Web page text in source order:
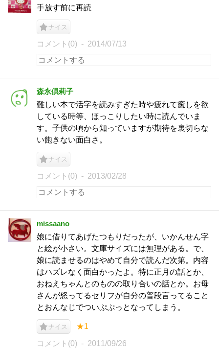
手放す前に再読
ナイス
コメント(0) 2014/07/13
森永倶莉子
難しい本で活字を読みすぎた時や疲れて癒しを欲
している時等、ほっこりしたい時に読んでいま
す。子供の頃から知っていますが期待を裏切らな
い飽きない面白さ。
ナイス
コメント(0) 2013/02/28
missaano
娘に借りてあげたつもりだったが、いかんせん字
と絵が小さい。文庫サイズには無理がある。で、
娘に読ませるのはやめて自分で読んだ次第。内容
はハズレなく面白かったよ。特に正月の話とか、
おねえちゃんとのものの取り合いの話とか。お母
さんが怒ってるセリフが自分の普段言ってること
とおんなじでついぷぷっとなってしまう。
ナイス ★1
コメント(0) 2011/09/26